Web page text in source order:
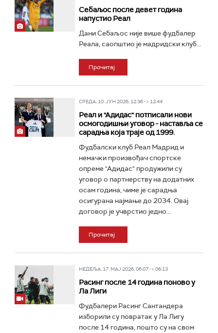
Себаљос после девет година
напустио Реал
Дани Себаљос није више фудбалер
Реала, саопштио је мадридски клуб...
Прочитај
СРЕДА, 10. ЈУН 2026, 12:36 -> 12:44
Реал и "Адидас" потписали нови
осмогодишњи уговор - наставља се
сарадња која траје од 1999.
Фудбалски клуб Реал Мадрид и
немачки произвођач спортске
опреме "Адидас" продужили су
уговор о партнерству на додатних
осам година, чиме је сарадња
осигурана најмање до 2034. Овај
договор је учврстио једно...
Прочитај
НЕДЕЉА, 17. МАЈ 2026, 06:07 -> 06:13
Расинг после 14 година поново у
Ла Лиги
Фудбалери Расинг Сантандера
изборили су повратак у Ла Лигу
после 14 година, пошто су на свом